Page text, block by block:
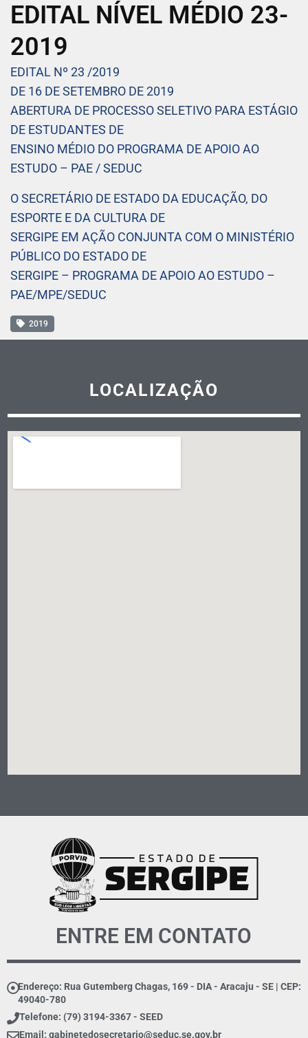
EDITAL NÍVEL MÉDIO 23-
2019
EDITAL Nº 23 /2019
DE 16 DE SETEMBRO DE 2019
ABERTURA DE PROCESSO SELETIVO PARA ESTÁGIO
DE ESTUDANTES DE
ENSINO MÉDIO DO PROGRAMA DE APOIO AO
ESTUDO – PAE / SEDUC
O SECRETÁRIO DE ESTADO DA EDUCAÇÃO, DO
ESPORTE E DA CULTURA DE
SERGIPE EM AÇÃO CONJUNTA COM O MINISTÉRIO
PÚBLICO DO ESTADO DE
SERGIPE – PROGRAMA DE APOIO AO ESTUDO –
PAE/MPE/SEDUC
2019
LOCALIZAÇÃO
ENTRE EM CONTATO
Endereço: Rua Gutemberg Chagas, 169 - DIA - Aracaju - SE | CEP:
49040-780
Telefone: (79) 3194-3367 - SEED
Email: gabinetedosecretario@seduc.se.gov.br